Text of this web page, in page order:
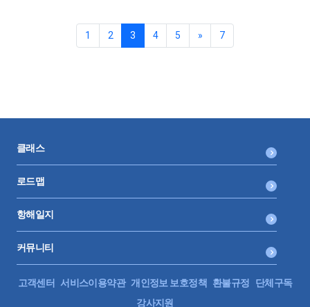
1 2 3 4 5 » 7
클래스
로드맵
항해일지
커뮤니티
고객센터 서비스이용약관 개인정보 보호정책 환불규정
단체구독
강사지원